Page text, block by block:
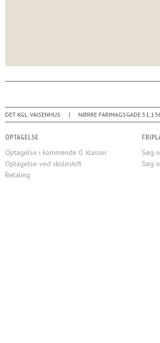
DET KGL. VAJSENHUS NØRRE FARIMAGSGADE 51
OPTAGELSE
Optagelse i kommende 0. klasser
Optagelse ved skoleskift
Betaling
Søg
Søg